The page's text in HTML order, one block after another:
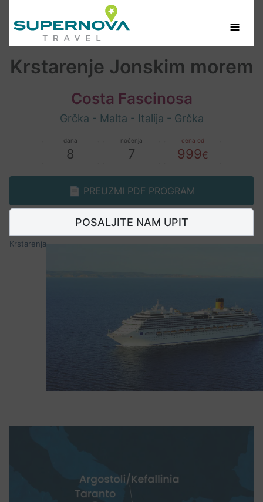
≡
Krstarenje Jonskim morem
Costa Fascinosa
Grčka - Malta - Italija - Grčka
8 7 999
📄 PREUZMI PDF PROGRAM
POSALJITE NAM UPIT
Krstarenja